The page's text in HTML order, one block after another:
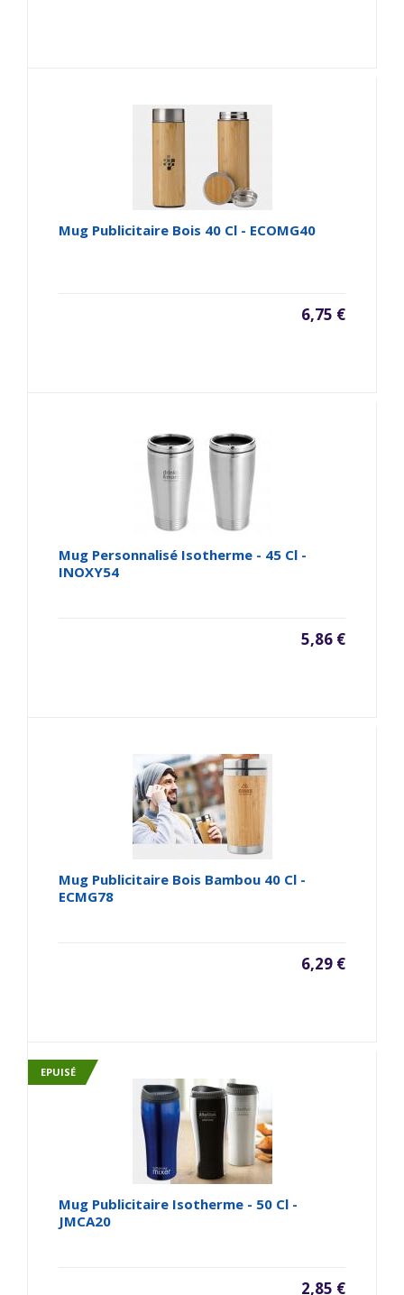
Mug Publicitaire Bois 40 Cl - ECOMG40
6,75 €
Mug Personnalisé Isotherme - 45 Cl -
INOXY54
5,86 €
Mug Publicitaire Bois Bambou 40 Cl -
ECMG78
6,29 €
EPUISÉ
Mug Publicitaire Isotherme - 50 Cl -
JMCA20
2,85 €